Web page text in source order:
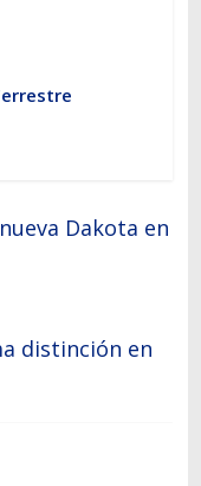
Dakota en
distinción en